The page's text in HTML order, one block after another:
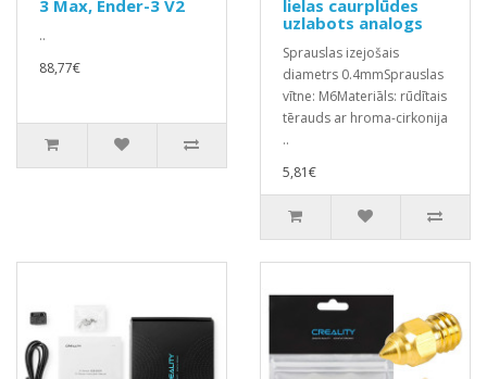
3 Max, Ender-3 V2
..
88,77€
lielas caurplūdes
uzlabots analogs
Sprauslas izejošais
diametrs 0.4mmSprauslas
vītne: M6Materiāls: rūdītais
tērauds ar hroma-cirkonija
..
5,81€